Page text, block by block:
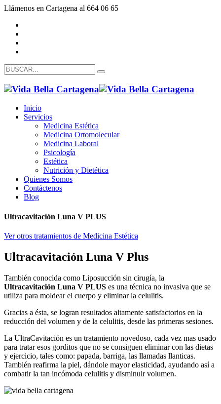
Llámenos en Cartagena al 664 06 65
Inicio
Servicios
Medicina Estética
Medicina Ortomolecular
Medicina Laboral
Psicología
Estética
Nutrición y Dietética
Quienes Somos
Contáctenos
Blog
Ultracavitación Luna V PLUS
Ver otros tratamientos de Medicina Estética
Ultracavitación Luna V Plus
También conocida como Liposucción sin cirugía, la
Ultracavitación Luna V PLUS es una técnica no invasiva que se
utiliza para moldear el cuerpo y eliminar la celulitis.
Gracias a ésta, se logran resultados altamente satisfactorios en la
reducción del volumen y de la celulitis, desde las primeras sesiones.
La UltraCavitación es un tratamiento novedoso, cada vez mas usado
para tratar esos gorditos que no se consiguen eliminar con las dietas
y ejercicio, tales como: papada, barriga, las llamadas llanticas.
También reafirma la piel, dándole mayor elasticidad, ayudando así a
combatir la tan incómoda celulitis y disminuir volumen.